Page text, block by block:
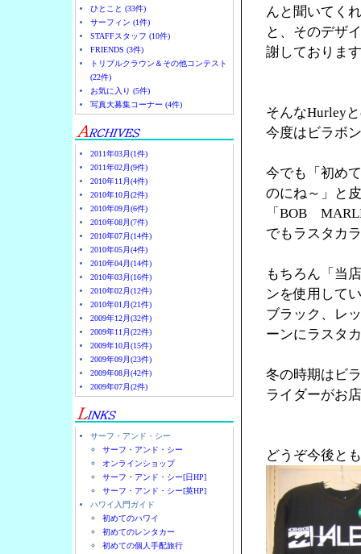
ひとこと (33件)
サーフィン (1件)
STAFFスタッフ (10件)
FRIENDS (3件)
トリプルクラウン＆その他コンテスト
(22件)
お気に入り (5件)
写真大募集コーナー (4件)
2011年03月(1件)
2011年02月(9件)
2010年11月(4件)
2010年10月(2件)
2010年09月(6件)
2010年08月(7件)
2010年07月(14件)
2010年05月(4件)
2010年04月(14件)
2010年03月(16件)
2010年02月(12件)
2010年01月(21件)
2009年12月(32件)
2009年11月(22件)
2009年10月(15件)
2009年09月(23件)
2009年08月(42件)
2009年07月(2件)
サーフ・アンド・シー
サーフ・アンド・シー
オンラインショップ
サーフ・アンド・シー[日HP]
サーフ・アンド・シー[英HP]
ハワイ入門ガイド
初めてのハワイ
初めてのレンタカー
初めての個人手配旅行
んと聞いてく
と、そのデザ
謝しておりま
そんなHurley
今度はビラボ
今でも「初め
のにね～」と
「BOB
でもラスタカ
もちろん「当
ンを使用して
ブラック、レ
ーンにラスタ
冬の時期はビ
ライダーがお
どうぞ今後と